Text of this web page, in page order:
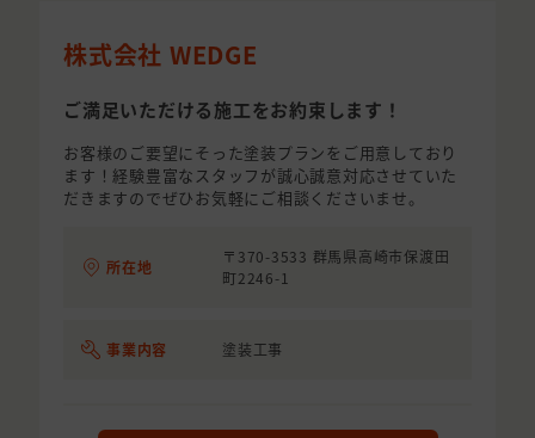
株式会社 WEDGE
ご満足いただける施工をお約束します！
お客様のご要望にそった塗装プランをご用意しており
ます！経験豊富なスタッフが誠心誠意対応させていた
だきますのでぜひお気軽にご相談くださいませ。
所在地
〒370-3533 群馬県高崎市保渡田
町2246-1
事業内容 塗装工事